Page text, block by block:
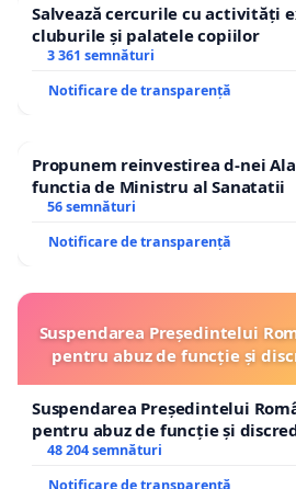
Salvează cercurile cu activități
cluburile și palatele copiilor
3 361 semnături
Notificare de transparență
Propunem reinvestirea d-nei
functia de Ministru al Sanatatii
56 semnături
Notificare de transparență
Suspendarea Președintelui
pentru abuz de funcție și
Suspendarea Președintelui
pentru abuz de funcție și
48 204 semnături
Notificare de transparență